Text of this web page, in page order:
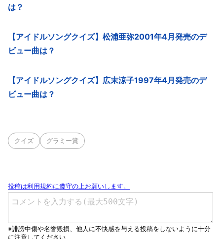
は？
【アイドルソングクイズ】松浦亜弥2001年4月発売のデ
ビュー曲は？
【アイドルソングクイズ】広末涼子1997年4月発売のデ
ビュー曲は？
クイズ グラミー賞